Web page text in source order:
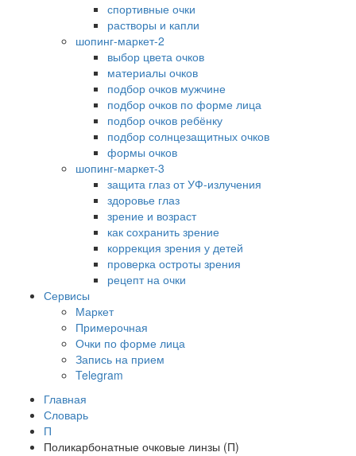
спортивные очки
растворы и капли
шопинг-маркет-2
выбор цвета очков
материалы очков
подбор очков мужчине
подбор очков по форме лица
подбор очков ребёнку
подбор солнцезащитных очков
формы очков
шопинг-маркет-3
защита глаз от УФ-излучения
здоровье глаз
зрение и возраст
как сохранить зрение
коррекция зрения у детей
проверка остроты зрения
рецепт на очки
Сервисы
Маркет
Примерочная
Очки по форме лица
Запись на прием
Telegram
Главная
Словарь
П
Поликарбонатные очковые линзы (П)